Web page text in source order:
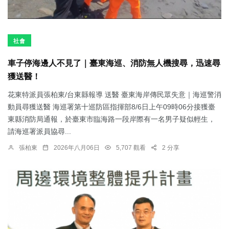
社會
車子停海邊人不見了｜臺東海巡、消防無人機搜尋，迅速尋
獲送醫！
花東特派員張柏東/台東縣報導 送醫 臺東海岸傳民眾失意｜海巡警消
動員尋獲送醫 海巡署第十巡防區指揮部8/6日上午09時06分接獲臺
東縣消防局通報，於臺東市臨海路一段岸際有一名男子疑似輕生，
請海巡署派員協尋...
張柏東 2026年八月06日 5,707 觀看 2 分享